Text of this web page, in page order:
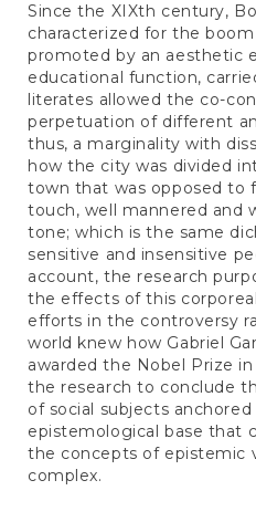
Since the XIXth century,
characterized for the
promoted by an aesthetic
educational function,
literates allowed the co-
perpetuation of different
thus, a marginality with
how the city was divided
town that was opposed to
touch, well mannered and
tone; which is the same
sensitive and insensitive
account, the research
the effects of this
efforts in the controversy
world knew how Gabriel
awarded the Nobel Prize
the research to conclude
of social subjects anchored
epistemological base that
the concepts of epistemic
complex.